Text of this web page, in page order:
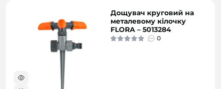
Дощувач круговий на
металевому кілочку
FLORA – 5013284
0